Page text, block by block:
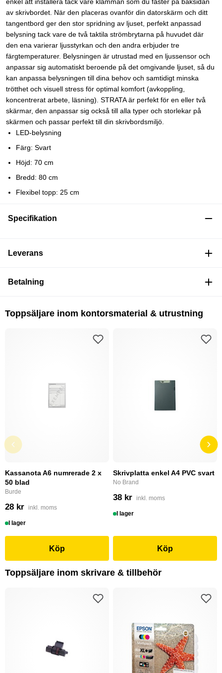
av skrivbordet. När den placeras ovanför din datorskärm och ditt
tangentbord ger den stor spridning av ljuset, perfekt anpassad
belysning tack vare de två taktila strömbrytarna på huvudet där
den ena varierar ljusstyrkan och den andra erbjuder tre
färgtemperaturer. Belysningen är utrustad med en ljussensor och
anpassar sig automatiskt beroende på det omgivande ljuset, så du
kan anpassa belysningen till dina behov och samtidigt minska
trötthet och visuell stress för optimal komfort (avkoppling,
koncentrerat arbete, läsning). STRATA är perfekt för en eller två
skärmar, den anpassar sig också till alla typer och storlekar på
skärmen och passar perfekt till din skrivbordsmiljö.
LED-belysning
Färg: Svart
Höjd: 70 cm
Bredd: 80 cm
Flexibel topp: 25 cm
Specifikation
Leverans
Betalning
Toppsäljare inom kontorsmaterial & utrustning
Kassanota A6 numrerade 2 x
50 blad
Burde
28 kr inkl. moms
I lager
Köp
Skrivplatta enkel A4 PVC svart
No Brand
38 kr inkl. moms
I lager
Köp
Toppsäljare inom skrivare & tillbehör